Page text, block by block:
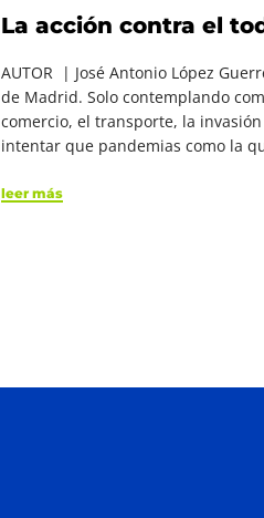
La acción contra el
AUTOR | José Antonio López
de Madrid. Solo contemplando
comercio, el transporte, la
intentar que pandemias como la
leer más